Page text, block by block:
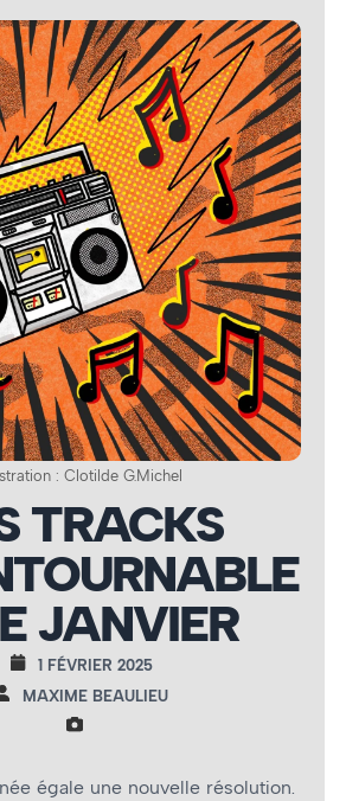
: Clotilde G.Michel
TRACKS
JANVIER
1 FÉVRIER 2025
MAXIME BEAULIEU
égale une nouvelle résolution.